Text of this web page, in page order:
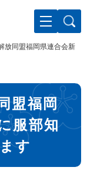
放同盟福岡県連合会新
盟福岡
服部知
す